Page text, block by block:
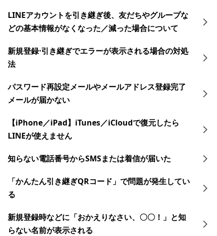
LINEアカウントを引き継ぎ後、友だちやグループな
どの基本情報がなくなった／減った場合について
新規登録⋅引き継ぎでエラーが表示される場合の対処
法
パスワード再設定メールやメールアドレス登録完了
メールが届かない
【iPhone／iPad】iTunes／iCloudで復元したら
LINEが使えません
知らない電話番号からSMSまたは着信が届いた
「かんたん引き継ぎQRコード」で問題が発生してい
る
新規登録時などに「おかえりなさい、〇〇！」と知
らない名前が表示される